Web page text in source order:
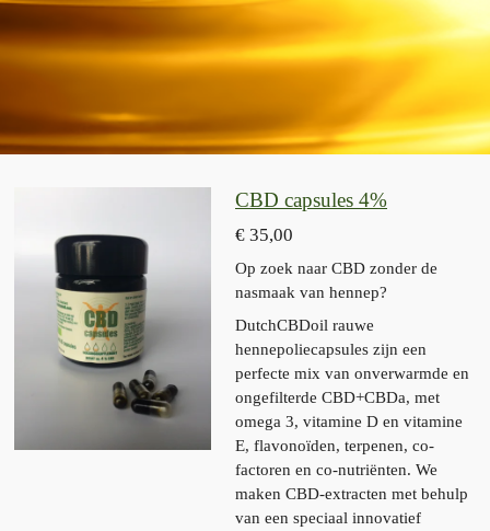
CBD capsules 4%
€ 35,00
Op zoek naar CBD zonder de
nasmaak van hennep?
DutchCBDoil rauwe
hennepoliecapsules zijn een
perfecte mix van onverwarmde en
ongefilterde CBD+CBDa, met
omega 3, vitamine D en vitamine
E, flavonoïden, terpenen, co-
factoren en co-nutriënten. We
maken CBD-extracten met behulp
van een speciaal innovatief